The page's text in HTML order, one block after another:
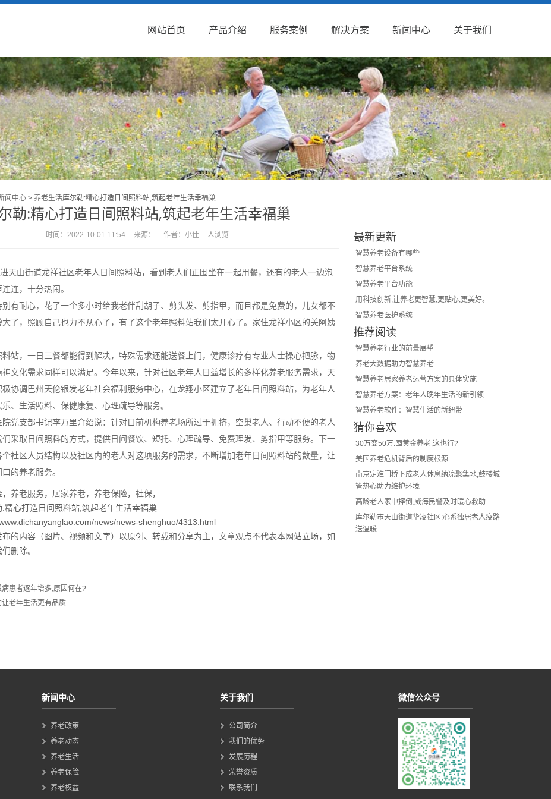
网站首页 产品介绍 服务案例 解决方案 新闻中心 关于我们
闻中心> 养老生活库尔勒:精心打造日间照料站,筑起老年生活幸福巢
勒:精心打造日间照料站,筑起老年生活幸福巢
时间： 2022-10-01 11:54 来源： 作者： 小佳 人浏览
天山街道龙祥社区老年人日间照料站，看到老人们正围坐在一起用餐，还有的老人一边泡
连，十分热闹。
有耐心，花了一个多小时给我老伴刮胡子、剪头发、剪指甲，而且都是免费的，儿女都不
了，照顾自己也力不从心了，有了这个老年照料站我们太开心了。家住龙祥小区的关阿姨
站，一日三餐都能得到解决，特殊需求还能送餐上门，健康诊疗有专业人士操心把脉，物
文化需求同样可以满足。今年以来，针对社区老年人日益增长的多样化养老服务需求，天
协调巴州天伦银发老年社会福利服务中心，在龙翔小区建立了老年日间照料站，为老年人
、生活照料、保健康复、心理疏导等服务。
党支部书记李万里介绍说：针对目前机构养老场所过于拥挤，空巢老人、行动不便的老人
们采取日间照料的方式，提供日间餐饮、短托、心理疏导、免费理发、剪指甲等服务。下一
社区人员结构以及社区内的老人对这项服务的需求，不断增加老年日间照料站的数量，让
的养老服务。
， 养老服务， 居家养老， 养老保险， 社保，
精心打造日间照料站,筑起老年生活幸福巢
news/news-shenghuo/4313.html
的内容（图片、视频和文字）以原创、转载和分享为主，文章观点不代表本网站立场，如
删除。
患者逐年增多,原因何在?
让老年生活更有品质
最新更新
智慧养老设备有哪些
智慧养老平台系统
智慧养老平台功能
用科技创新,让养老更智慧,更贴心,更美好。
智慧养老医护系统
推荐阅读
智慧养老行业的前景展望
养老大数据助力智慧养老
智慧养老居家养老运营方案的具体实施
智慧养老方案：老年人晚年生活的新引领
智慧养老软件：智慧生活的新纽带
猜你喜欢
30万变50万:囤黄金养老,这也行?
美国养老危机背后的制度根源
南京定淮门桥下成老人休息纳凉聚集地,鼓楼城
管热心助力维护环境
高龄老人家中摔倒,威海民警及时暖心救助
库尔勒市天山街道华凌社区:心系独居老人疫路
送温暖
新闻中心
养老政策
养老动态
养老生活
养老保险
养老权益
关于我们
公司简介
我们的优势
发展历程
荣誉资质
联系我们
微信公众号